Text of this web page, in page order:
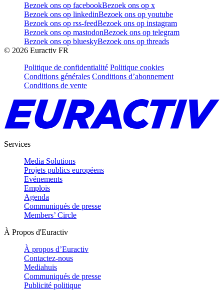
Bezoek ons op facebookBezoek ons op x
Bezoek ons op linkedinBezoek ons op youtube
Bezoek ons op rss-feedBezoek ons op instagram
Bezoek ons op mastodonBezoek ons op telegram
Bezoek ons op blueskyBezoek ons op threads
© 2026 Euractiv FR
Politique de confidentialité Politique cookies
Conditions générales Conditions d’abonnement
Conditions de vente
Services
Media Solutions
Projets publics européens
Evénements
Emplois
Agenda
Communiqués de presse
Members’ Circle
À Propos d'Euractiv
À propos d’Euractiv
Contactez-nous
Mediahuis
Communiqués de presse
Publicité politique